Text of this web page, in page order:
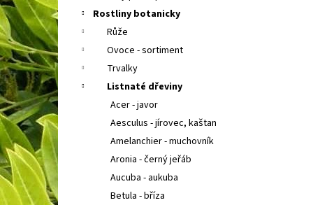
a
n
n
í
p
a
n
e
l
Rostliny botanicky
Růže
Ovoce - sortiment
Trvalky
Listnaté dřeviny
Acer - javor
Aesculus - jírovec, kaštan
Amelanchier - muchovník
Aronia - černý jeřáb
Aucuba - aukuba
Betula - bříza
SEDUM TELEPHIUM SEDUCTION CHERRY
CHOCOLATEROZCHODNÍK NACHOVÝ